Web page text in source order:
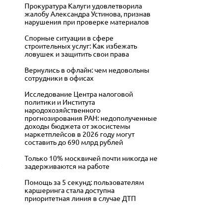
Прокуратура Калуги удовлетворила
жалобу Александра Устинова, признав
нарушения при проверке материалов
Спорные ситуации в сфере
строительных услуг: Как избежать
ловушек и защитить свои права
Вернулись в офлайн: чем недовольны
сотрудники в офисах
Исследование Центра налоговой
политики и Института
народохозяйственного
прогнозирования РАН: недополученные
доходы бюджета от экосистемы
маркетплейсов в 2026 году могут
составить до 690 млрд рублей
Только 10% москвичей почти никогда не
задерживаются на работе
Помощь за 5 секунд: пользователям
каршеринга стала доступна
приоритетная линия в случае ДТП